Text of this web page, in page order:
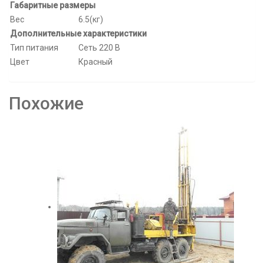
Габаритные размеры
Вес
6.5(кг)
Дополнительные характеристики
Тип питания
Сеть 220 В
Цвет
Красный
Похожие